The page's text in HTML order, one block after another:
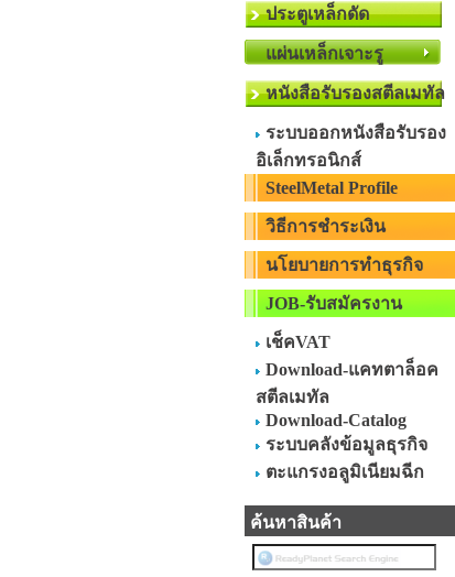
ประตูเหล็กดัด
แผ่นเหล็กเจาะรู
หนังสือรับรองสตีลเมทัล
ระบบออกหนังสือรับรอง
อิเล็กทรอนิกส์
SteelMetal Profile
วิธีการชำระเงิน
นโยบายการทำธุรกิจ
JOB-รับสมัครงาน
เช็คVAT
Download-แคทตาล็อค
สตีลเมทัล
Download-Catalog
ระบบคลังข้อมูลธุรกิจ
ตะแกรงอลูมิเนียมฉีก
ค้นหาสินค้า